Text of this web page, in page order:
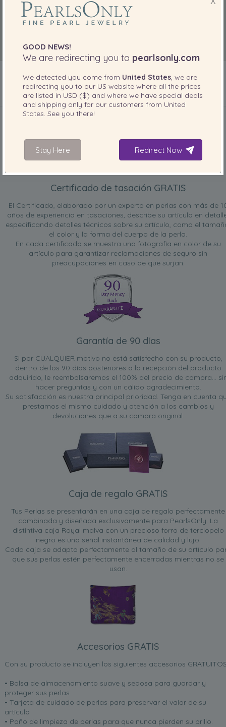
INCLUIDO CON SU PRODUCTO
Certificado de tasación GRATIS
El Certificado, elaborado por un experto en perlas con más de
años de experiencia en tasaciones, describe su artículo en
especificando detalles técnicos sobre su artículo, como el
el color y la forma del cuerpo de la perla.
En cada certificado se muestra una fotografía en color de su
artículo para garantizar reclamaciones de seguro sin
preocupaciones en caso de que surjan.
Garantía de 90 días
Si por CUALQUIER motivo no está satisfecho con su producto,
dentro de los 90 días posteriores a la recepción del producto
adquirido, le reembolsaremos el 100% del precio de compra...
hacer preguntas y con un cálido agradecimiento.
Su satisfacción es nuestra principal prioridad. Tenga en cuenta
prestamos el mismo cuidado y atención a los cambios y
devoluciones que a su compra original.
Caja de regalo GRATIS
Tus Perlas se presentarán en una caja de regalo perfectamente
combinada y diseñada exclusivamente para PearlsOnly. La
distintiva caja Royal malva con un precioso forro de terciopelo
negro es una señal instantánea de calidad y lujo.
Cada caja se adapta perfectamente al tamaño de su artículo
que sus perlas estén perfectamente encerradas mientras no se
usan.
Accesorios GRATIS
Con su producto se incluyen los siguientes accesorios
• Bolsa de almacenamiento suave y sedosa para guardar y
proteger sus perlas
• Tarjeta de cuidado de perlas para preservar el valor de su
artículo
• Paño de limpieza de perlas para que nunca pierden su brillo.
GOOD NEWS!
We are redirecting you to pearlsonly.com
We detected you come from United States , we are
redirecting you to our US website where all the prices
are listed in USD ($) and where we have special deals
and shipping only for our customers from United
States . See you there!
Stay Here Redirect Now